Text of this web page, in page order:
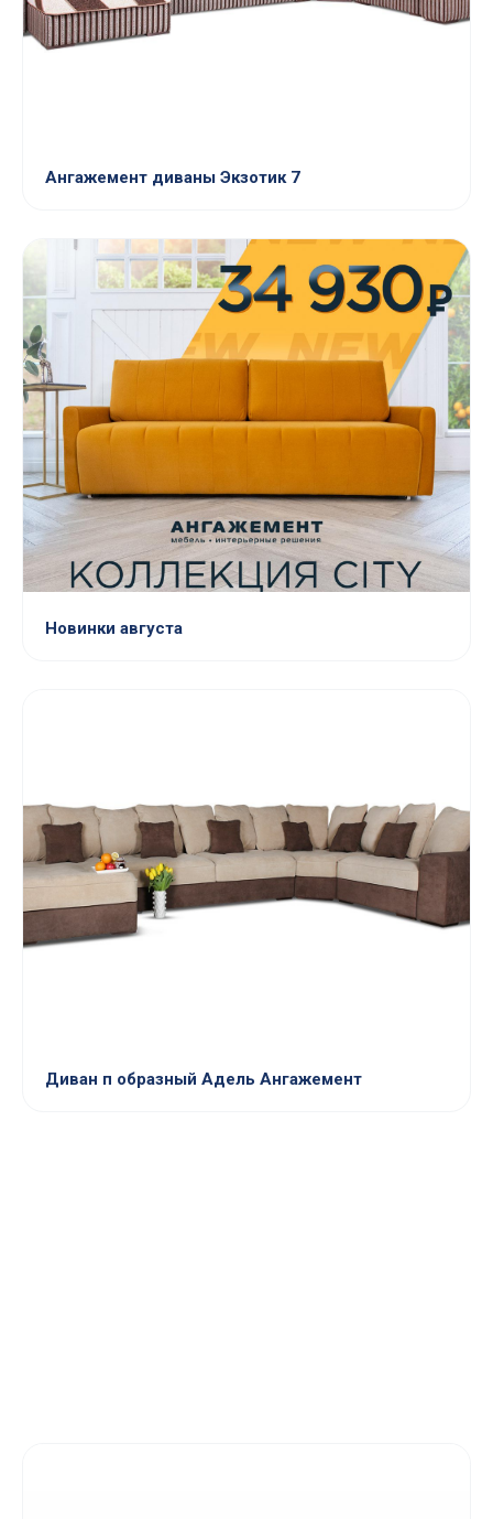
Ангажемент диваны Экзотик 7
Новинки августа
Диван п образный Адель Ангажемент